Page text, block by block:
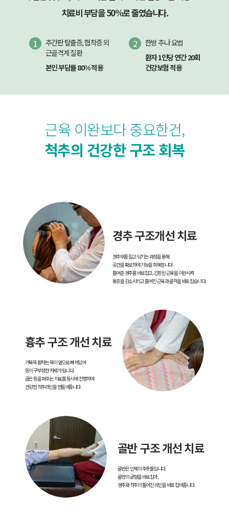
치료비 부담을 50%로 줄였습니다.
1
추간판 탈출증, 협착증 외
근골격계 질환
본인 부담률 80% 적용
2
한방 추나 요법
환자 1인당 연간 20회
건강보험 적용
근육 이완보다 중요한건,
척추의 건강한 구조 회복
경추 구조개선 치료
경추부를 밀고 당기는 과정을 통해
공간을 확보하여 기능을 회복합니다.
틀어준 경추를 바로잡고, 긴장된 근육을 이완시켜
통증을 감소시키고 틀어진 근육과 골격을 바로 잡습니다.
흉추 구조 개선 치료
거북목 환자는 목이 앞으로 빠져있어
등이 구부정한 자세가 됩니다.
굽은 등을 펴주는 치료를 동시에 진행하여
건강한 척추라인을 만들어줍니다.
골반 구조 개선 치료
골반은 인체의 주춧돌입니다.
골반의 균형을 바로잡아,
경추와 척추의 틀어진 라인을 바로 잡아줍니다.